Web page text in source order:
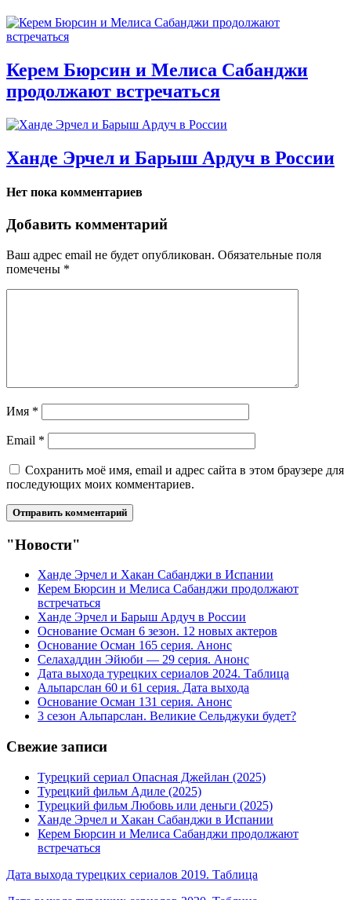
Керем Бюрсин и Мелиса Сабанджи
продолжают встречаться
Ханде Эрчел и Барыш Ардуч в России
Нет пока комментариев
Добавить комментарий
Ваш адрес email не будет опубликован. Обязательные поля
помечены *
Имя *
Email *
Сохранить моё имя, email и адрес сайта в этом браузере для
последующих моих комментариев.
"Новости"
Ханде Эрчел и Хакан Сабанджи в Испании
Керем Бюрсин и Мелиса Сабанджи продолжают
встречаться
Ханде Эрчел и Барыш Ардуч в России
Основание Осман 6 зезон. 12 новых актеров
Основание Осман 165 серия. Анонс
Селахаддин Эйюби — 29 серия. Анонс
Дата выхода турецких сериалов 2024. Таблица
Альпарслан 60 и 61 серия. Дата выхода
Основание Осман 131 серия. Анонс
3 сезон Альпарслан. Великие Сельджуки будет?
Свежие записи
Турецкий сериал Опасная Джейлан (2025)
Турецкий фильм Адиле (2025)
Турецкий фильм Любовь или деньги (2025)
Ханде Эрчел и Хакан Сабанджи в Испании
Керем Бюрсин и Мелиса Сабанджи продолжают
встречаться
Дата выхода турецких сериалов 2019. Таблица